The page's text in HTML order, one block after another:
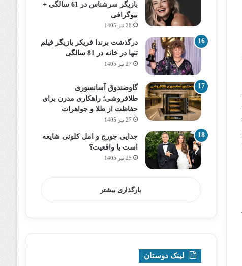
بازیگر سرشناس در 61 سالگی +
بیوگرافی
28 تیر 1405
درگذشت برندا فریکر بازیگر فیلم
تنها در خانه در 81 سالگی
27 تیر 1405
گاوصندوق آسانسوری
طلافروشی؛ راهکاری مدرن برای
حفاظت از طلا و جواهرات
27 تیر 1405
جدایی جورج و امل کلونی شایعه
است یا واقعیت؟
25 تیر 1405
بارگذاری بیشتر
لینک دوستان